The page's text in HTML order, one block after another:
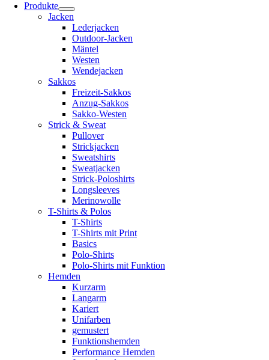
Produkte
Jacken
Lederjacken
Outdoor-Jacken
Mäntel
Westen
Wendejacken
Sakkos
Freizeit-Sakkos
Anzug-Sakkos
Sakko-Westen
Strick & Sweat
Pullover
Strickjacken
Sweatshirts
Sweatjacken
Strick-Poloshirts
Longsleeves
Merinowolle
T-Shirts & Polos
T-Shirts
T-Shirts mit Print
Basics
Polo-Shirts
Polo-Shirts mit Funktion
Hemden
Kurzarm
Langarm
Kariert
Unifarben
gemustert
Funktionshemden
Performance Hemden